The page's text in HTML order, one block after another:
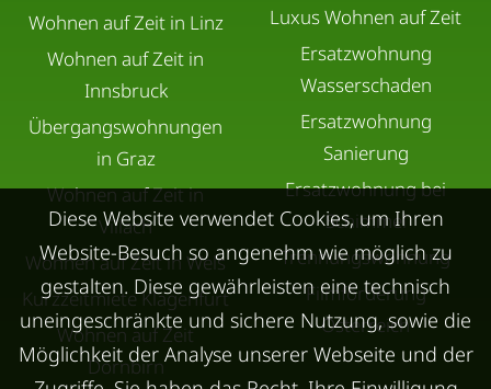
Wohnen auf Zeit in Linz
Wohnen auf Zeit in
Innsbruck
Übergangswohnungen
in Graz
Wohnen auf Zeit in
Villach
Wohnen auf Zeit in Wels
Kurzzeitmiete Klagenfurt
Wohnen auf Zeit
Dornbirn
Luxus Wohnen auf Zeit
Ersatzwohnung
Wasserschaden
Ersatzwohnung
Sanierung
Ersatzwohnung bei
Schimmel
Trennungswohnung
Filmförderung
Österreich
Diese Website verwendet Cookies, um Ihren
Website-Besuch so angenehm wie möglich zu
gestalten. Diese gewährleisten eine technisch
uneingeschränkte und sichere Nutzung, sowie die
Möglichkeit der Analyse unserer Webseite und der